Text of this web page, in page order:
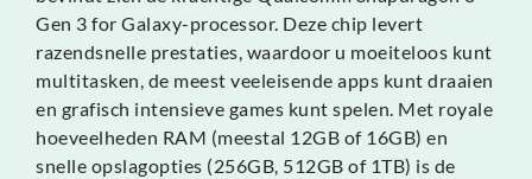
Gen 3 for Galaxy-processor. Deze chip levert
razendsnelle prestaties, waardoor u moeiteloos kunt
multitasken, de meest veeleisende apps kunt draaien
en grafisch intensieve games kunt spelen. Met royale
hoeveelheden RAM (meestal 12GB of 16GB) en
snelle opslagopties (256GB, 512GB of 1TB) is de